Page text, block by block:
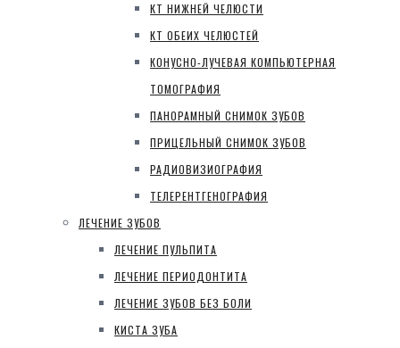
КТ НИЖНЕЙ ЧЕЛЮСТИ
КТ ОБЕИХ ЧЕЛЮСТЕЙ
КОНУСНО-ЛУЧЕВАЯ КОМПЬЮТЕРНАЯ
ТОМОГРАФИЯ
ПАНОРАМНЫЙ СНИМОК ЗУБОВ
ПРИЦЕЛЬНЫЙ СНИМОК ЗУБОВ
РАДИОВИЗИОГРАФИЯ
ТЕЛЕРЕНТГЕНОГРАФИЯ
ЛЕЧЕНИЕ ЗУБОВ
ЛЕЧЕНИЕ ПУЛЬПИТА
ЛЕЧЕНИЕ ПЕРИОДОНТИТА
ЛЕЧЕНИЕ ЗУБОВ БЕЗ БОЛИ
КИСТА ЗУБА